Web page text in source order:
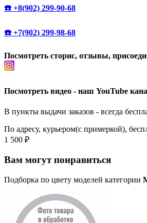
☎️ +8(902) 299-90-68
☎️ +7(902) 299-98-68
Посмотреть сторис, отзывы,
Посмотреть видео - наш YouTube
В пункты выдачи заказов - всегда
По адресу, курьером(с примеркой),
1 500 ₽
Вам могут понравиться
Подборка по цвету моделей категории